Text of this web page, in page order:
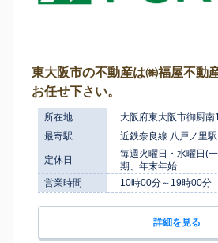
東大阪市の不動産は㈱福屋不
お任せ下さい。
所在地
大阪府東大阪市御厨
最寄駅
近鉄奈良線 八戸ノ里
定休日
毎週火曜日・水曜日(
期、年末年始
営業時間
10時00分～19時00分
詳細を見る